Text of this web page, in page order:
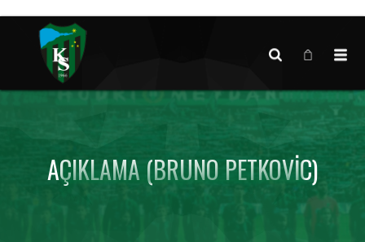
AÇIKLAMA (BRUNO PETKOVIC)